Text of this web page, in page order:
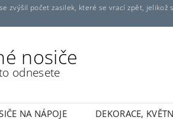
zvýšil počet zasilek, které se vrací zpět,
nosiče
odnesete
NA NÁPOJE DEKORACE,